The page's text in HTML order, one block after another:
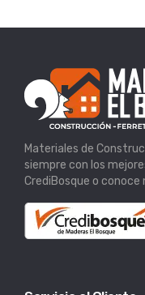
Materiales de
siempre con los
CrediBosque o